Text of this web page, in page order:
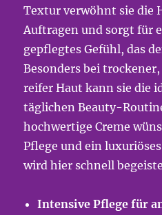
Textur verwöhnt sie die
Auftragen und sorgt für
gepflegtes Gefühl, das
Besonders bei
reifer Haut kann sie die
täglichen Beauty-
hochwertige Creme
Pflege und ein
wird hier schnell
Intensive Pflege für